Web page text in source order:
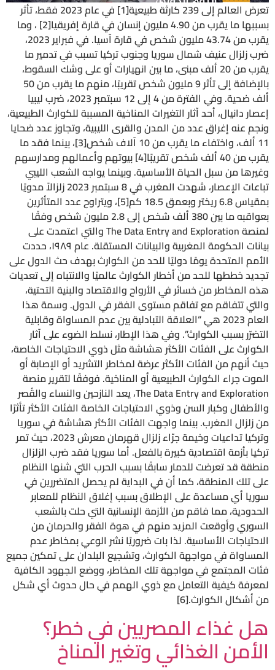
تعرض العالم إلى 239 كارثة طبيعية[1] في عام 2023 فقط، تأثر
بسببها ما يقرب من 4.90 مليون إنسان في قارة إفريقيا[2] ، وما
يقرب من 43.74 مليون شخص في قارة آسيا. في فبراير 2023،
ضرب زلزال عنيف شمال سوريا وجنوب تركيا تسبب في تدمير ما
يقرب من 20 ألف مبنى، ما بين انهيارات أو على وشك السقوط،
بالإضافة إلى تأثر 9 مليون شخص تقريبًا، منهم ما يقرب من 50
ألف ضحية. وفي الفترة من 4 إلى 12 سبتمبر 2023، ضرب ليبيا
إعصار دانيال، أحد آثار التغيرات المناخية المسببة للكوارث الطبيعية،
ونجم عنه إغراق عدد من المدن والقرى الليبية، وتجاوز عدد ضحايا
11 ألف، واختفاء ما يقرب من 10 آلاف شخص[3]، بينما فقد ما
يقرب من 40 ألف شخص تقريبًا[4] بيوتهم وأعمالهم ومدارسهم
وغيرها من سبل الحياة الأساسية. وبينما يواجه الشعب الليبي
تباعات الإعصار، شهدت المغرب في 8 سبتمبر 2023 زلزالاً مدويًا
بمقياس 6.8 ريختر وبعمق 18.5 كم[5]، ويتراوح عدد المتأثرين
بعواقبه ما بين 380 ألف شخص إلى 2.8 مليون شخص وفقًا
لمنصة The Data Entry and Exploration والتي اعتمدت على
بيانات الحكومة المغربية والبيانات المستقلة. عام ١٩٨٩، حددت
الأمم المتحدة يومًا دوليًا للحد من الكوارث بهدف حث الدول على
تجديد خططها للحد من أخطار الكوارث عالميًا والانتباه إلى تعديات
هذه المخاطر من خسائر في الأرواح والاقتصاد والبنية التحتية،
والتي تتفاقم مع تفاقم مستوى الفقر في الدول. وسمة هذا
العام 2023 هي “العلاقة التبادلية بين عدم المساواة وقابلية
التضرّر بسبب الكوارث”. وفي هذا الإطار، نسلط الضوء على آثار
الكوارث على الفئات الأكثر هشاشة مثل ذوي الاحتياجات الخاصة،
حيث أنهم من الفئات الأكثر عرضة لمخاطر التشريد أو الإصابة أو
الموت جراء الكوارث الطبيعية أو المناخية. فوفقًا لتقرير منصة
The Data Entry and Exploration، يعد النازحين والنساء والقُصر
والأطفال وكبار السن وذوي الاحتياجات الخاصة الفئات الأكثر تأثرًا
من زلزال المغرب. بينما واجهت الفئات الأكثر هشاشة في سوريا
وتركيا تداعيات وخيمة جرّاء زلزال قهرمان معرش 2023، حيث تمر
تركيا بأزمة اقتصادية كبيرة بالفعل. أما سوريا فقد ضرب الزلزال
منطقة قد تعرضت للدمار سابقًا بسبب الحرب التي شنها النظام
على تلك المنطقة، كما أن في البداية لم يحصل المتضررين في
سوريا أي مساعدة على الإطلاق بسبب إغلاق النظام للمعابر
الحدودية، مما فاقم من الأزمة الإنسانية التي حلت بالشعب
السوري وأوقعت المزيد منهم في هوة الفقر والحرمان من
الاحتياجات الأساسية. لذا بات ضروريًا نشر الوعي بمخاطر عدم
المساواة في مواجهة الكوارث، وتشجيع البلدان على تمكين جميع
فئات المجتمع في مواجهة تلك المخاطر، ووضع الجهود الكافية
لمعرفة كيفية التعامل مع ذوي الهمم في حال حدوث أي شكل
من أشكال الكوارث.[6]
هل غذاء المصريين في خطر؟
الأمن الغذائي وتغير المناخ